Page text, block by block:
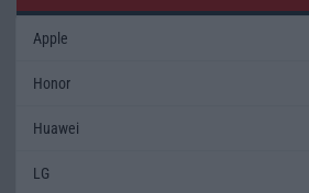
Apple
Honor
Huawei
LG